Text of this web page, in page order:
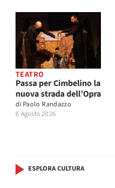
TEATRO
Passa per Cimbelino la
nuova strada dell’Opra
di Paolo Randazzo
6 Agosto 2026
ESPLORA CULTURA